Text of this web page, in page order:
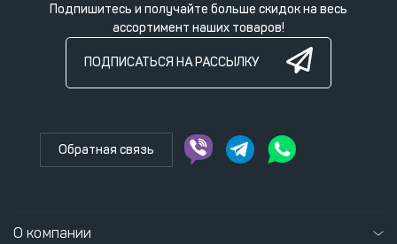
Подпишитесь и получайте больше скидок на весь
ассортимент наших товаров!
ПОДПИСАТЬСЯ НА РАССЫЛКУ
Обратная связь
О компании